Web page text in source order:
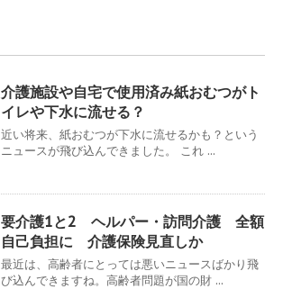
介護施設や自宅で使用済み紙おむつがト
イレや下水に流せる？
近い将来、紙おむつが下水に流せるかも？という
ニュースが飛び込んできました。 これ ...
要介護1と2 ヘルパー・訪問介護 全額
自己負担に 介護保険見直しか
最近は、高齢者にとっては悪いニュースばかり飛
び込んできますね。高齢者問題が国の財 ...